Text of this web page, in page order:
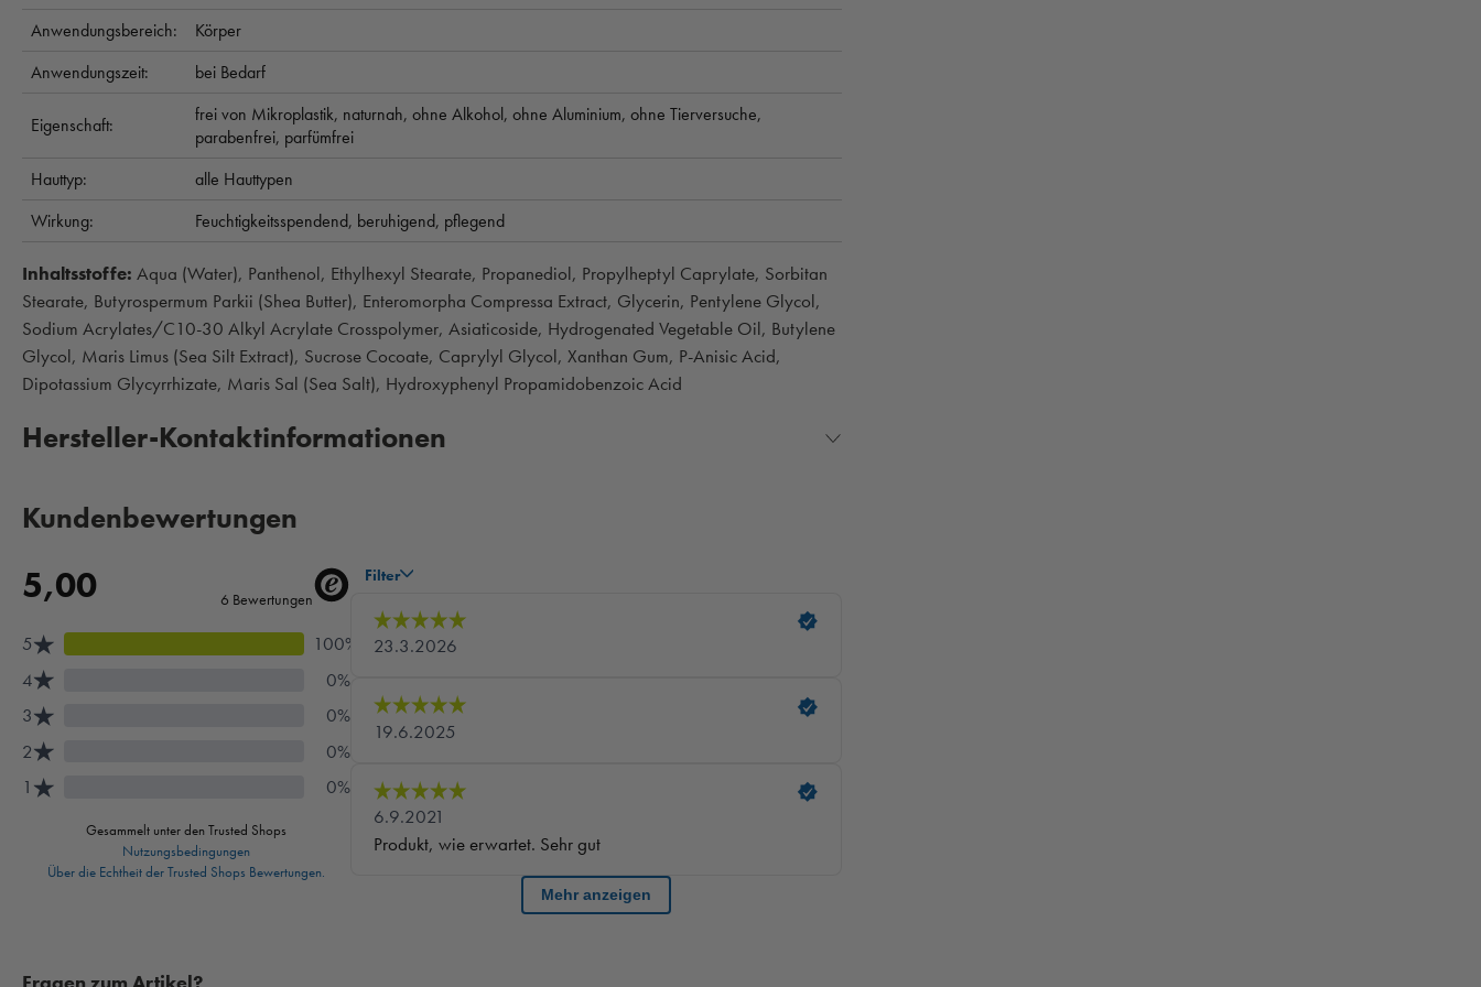
Anwendungsbereich:
Körper
Anwendungszeit:
bei Bedarf
Eigenschaft: frei von Mikroplastik, naturnah, ohne Alkohol, ohne Aluminium, ohne Tierversuche,
parabenfrei, parfümfrei
Hauttyp:
alle Hauttypen
Wirkung:
Feuchtigkeitsspendend, beruhigend, pflegend
Inhaltsstoffe: Aqua (Water), Panthenol, Ethylhexyl Stearate, Propanediol, Propylheptyl Caprylate, Sorbitan
Stearate, Butyrospermum Parkii (Shea Butter), Enteromorpha Compressa Extract, Glycerin, Pentylene Glycol,
Sodium Acrylates/C10-30 Alkyl Acrylate Crosspolymer, Asiaticoside, Hydrogenated Vegetable Oil, Butylene
Glycol, Maris Limus (Sea Silt Extract), Sucrose Cocoate, Caprylyl Glycol, Xanthan Gum, P-Anisic Acid,
Dipotassium Glycyrrhizate, Maris Sal (Sea Salt), Hydroxyphenyl Propamidobenzoic Acid
Hersteller-Kontaktinformationen
Kundenbewertungen